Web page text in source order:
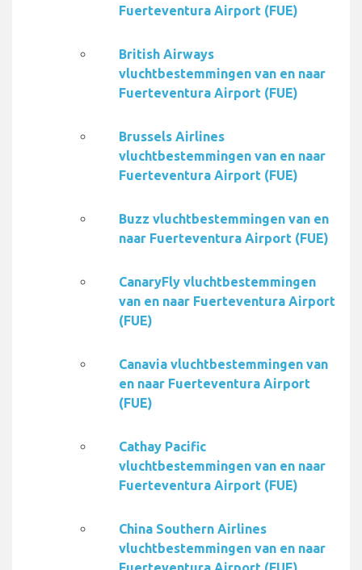
Fuerteventura Airport (FUE)
British Airways
vluchtbestemmingen van en naar
Fuerteventura Airport (FUE)
Brussels Airlines
vluchtbestemmingen van en naar
Fuerteventura Airport (FUE)
Buzz vluchtbestemmingen van en
naar Fuerteventura Airport (FUE)
CanaryFly vluchtbestemmingen
van en naar Fuerteventura Airport
(FUE)
Canavia vluchtbestemmingen van
en naar Fuerteventura Airport
(FUE)
Cathay Pacific
vluchtbestemmingen van en naar
Fuerteventura Airport (FUE)
China Southern Airlines
vluchtbestemmingen van en naar